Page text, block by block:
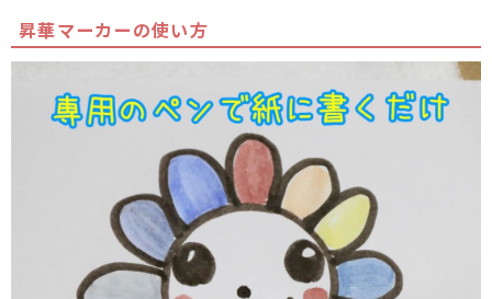
昇華マーカーの使い方